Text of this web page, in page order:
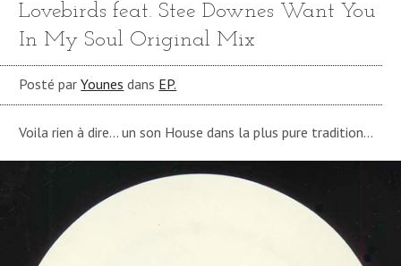
Lovebirds feat. Stee Downes Want You
In My Soul Original Mix
Posté parYounes dans EP.
Voila rien à dire… un son House dans la plus pure tradition…